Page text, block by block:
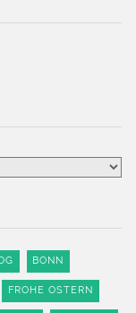
BONN
FROHE OSTERN